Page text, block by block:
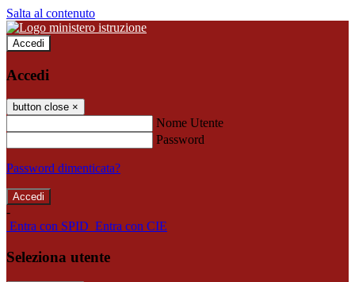
Salta al contenuto
Accedi
Accedi
button close ×
Nome Utente
Password
Password dimenticata?
-
Entra con SPID Entra con CIE
Seleziona utente